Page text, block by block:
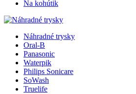
Na kohútik
Náhradné trysky
Oral-B
Panasonic
Waterpik
Philips Sonicare
SoWash
Truelife